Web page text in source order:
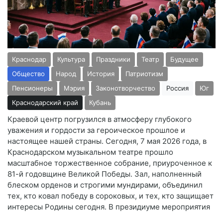
Краснодар Культура Праздники Театр
Будущее
Общество
Народ История
Патриотизм
Пенсионеры
Мэрия Законотворчество Россия
Юг
Краснодарский край
Кубань
Краевой центр погрузился в атмосферу глубокого
уважения и гордости за героическое прошлое и
настоящее нашей страны. Сегодня, 7 мая 2026 года, в
Краснодарском музыкальном театре прошло
масштабное торжественное собрание, приуроченное к
81-й годовщине Великой Победы. Зал, наполненный
блеском орденов и строгими мундирами, объединил
тех, кто ковал победу в сороковых, и тех, кто защищает
интересы Родины сегодня. В президиуме мероприятия